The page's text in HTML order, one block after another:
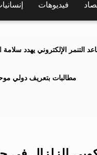
فيديوهات
التنمر الإلكتروني يهدد
مطالبات بتعريف دولي